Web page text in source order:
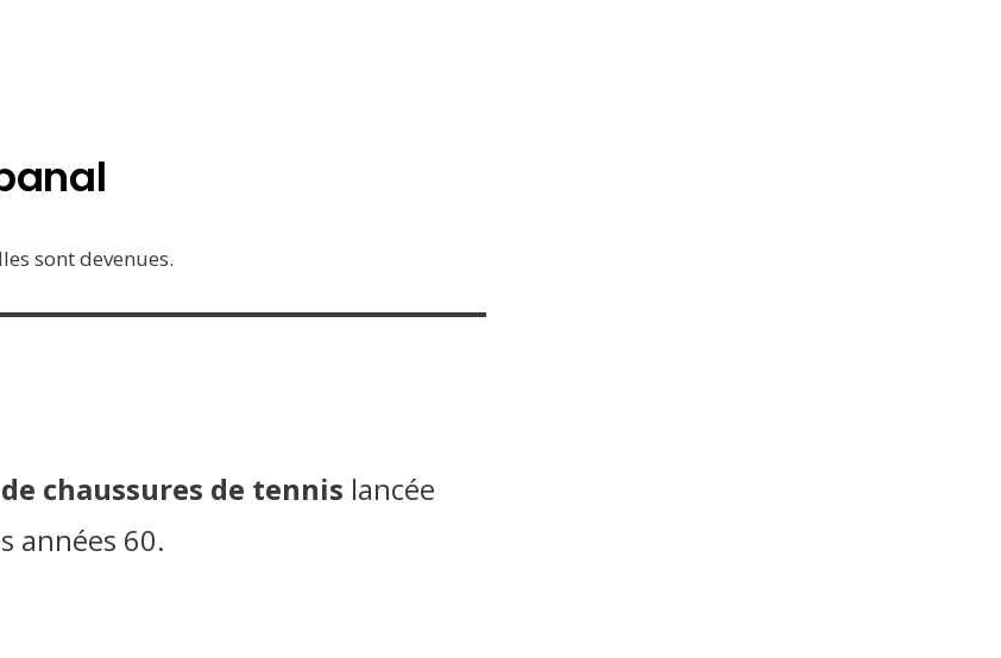
sont devenues.
chaussures de tennis lancée
années 60.